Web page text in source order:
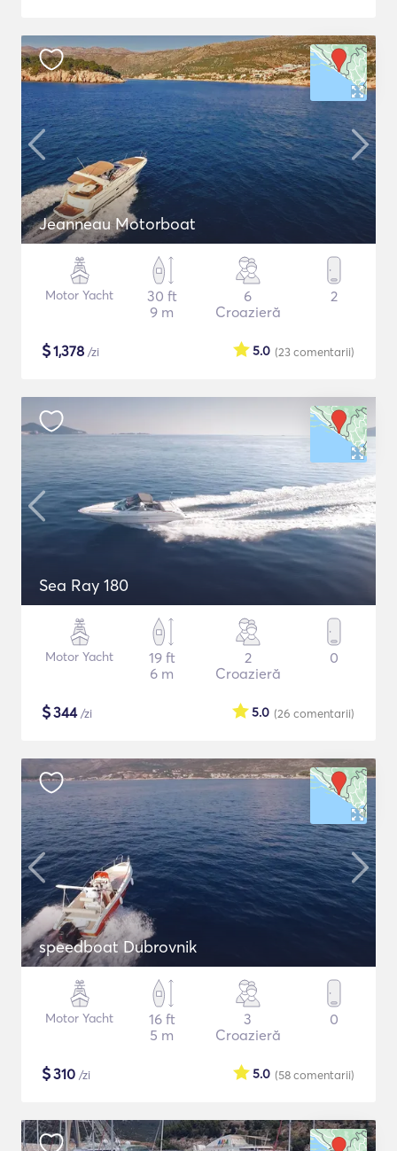
Jeanneau Motorboat
Motor Yacht
30 ft
9 m
6
Croazieră
2
$1,378 /zi (23comentarii)
5.0
Sea Ray 180
Motor Yacht
19 ft
6 m
2
Croazieră
0
$344/zi (26 comentarii)
5.0
speedboat Dubrovnik
Motor Yacht
16 ft
5 m
3
Croazieră
0
$310 /zi (58comentarii)
5.0